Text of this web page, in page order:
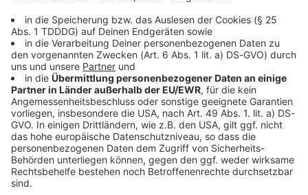
Bayern